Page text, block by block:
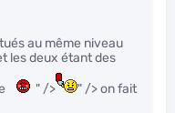
au même niveau
les deux étant des
" />
" /> on fait